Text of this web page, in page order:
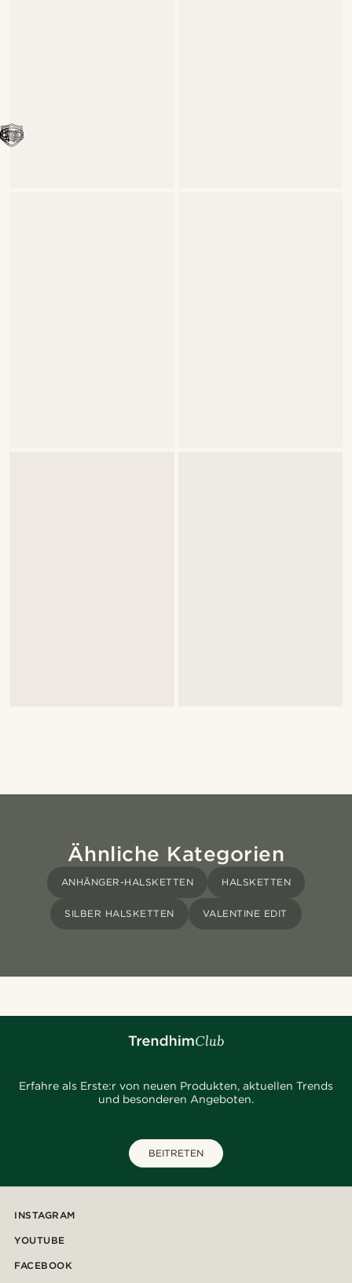
Ähnliche Kategorien
ANHÄNGER-HALSKETTEN HALSKETTEN
SILBER HALSKETTEN VALENTINE EDIT
Erfahre als Erste:r von neuen Produkten, aktuellen Trends
und besonderen Angeboten.
BEITRETEN
INSTAGRAM
YOUTUBE
FACEBOOK